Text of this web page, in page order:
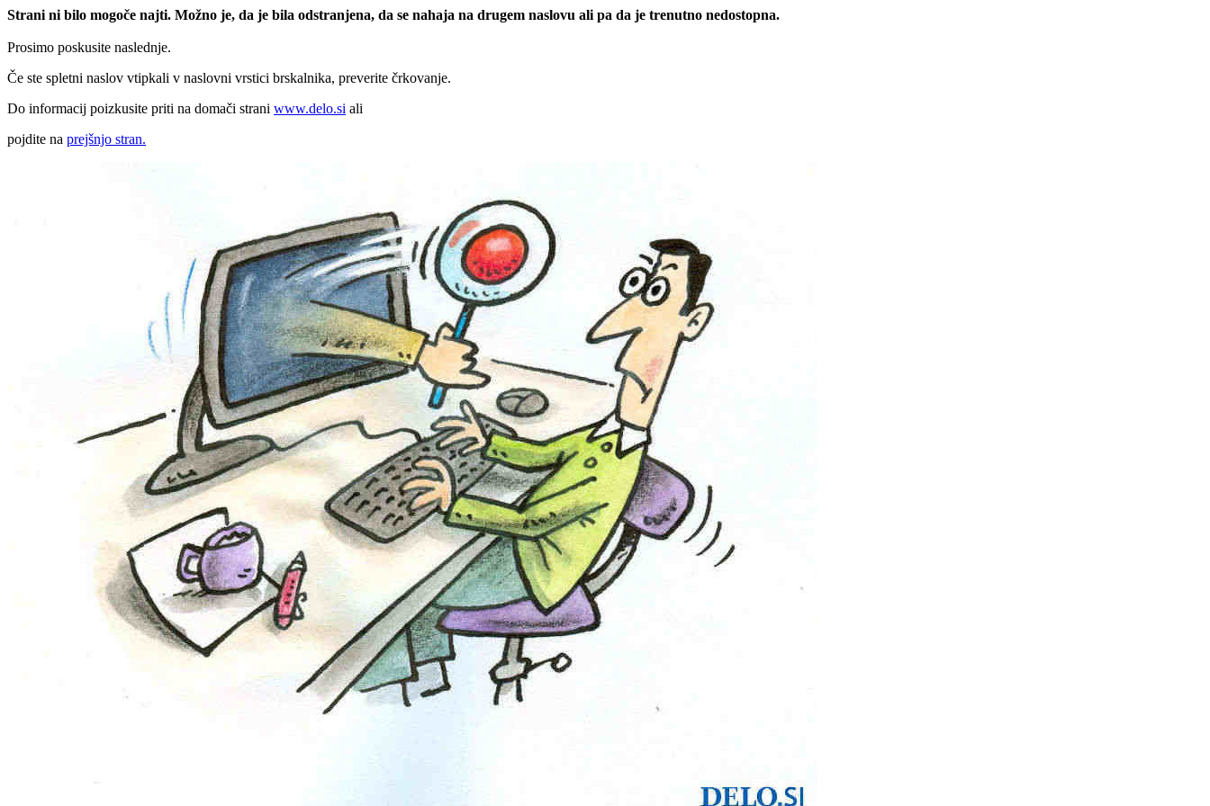
Strani ni bilo mogoče najti. Možno je, da je bila odstranjena, da se nahaja na drugem naslovu ali pa da je trenutno nedostopna.
Prosimo poskusite naslednje.
Če ste spletni naslov vtipkali v naslovni vrstici brskalnika, preverite črkovanje.
Do informacij poizkusite priti na domači strani www.delo.si ali
pojdite na prejšnjo stran.